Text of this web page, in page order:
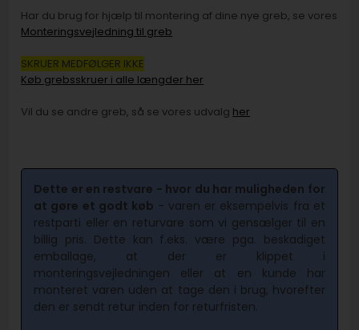
Har du brug for hjælp til montering af dine nye greb, se vores
Monteringsvejledning til greb
SKRUER MEDFØLGER IKKE
Køb grebsskruer i alle længder her
Vil du se andre greb, så se vores udvalg her
Dette er en restvare - hvor du har muligheden for
at gøre et godt køb - varen er eksempelvis fra et
restparti eller en returvare som vi gensælger til en
billig pris. Dette kan f.eks. være pga. beskadiget
emballage, at der er klippet i
monteringsvejledningen eller at en kunde har
monteret varen uden at tage den i brug, hvorefter
den er sendt retur inden for returfristen.